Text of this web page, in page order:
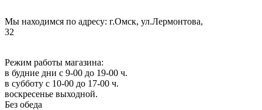
Мы находимся по адресу: г.Омск, ул.Лермонтова,
32
Режим работы магазина:
в будние дни с 9-00 до 19-00 ч.
в субботу с 10-00 до 17-00 ч.
воскресенье выходной.
Без обеда